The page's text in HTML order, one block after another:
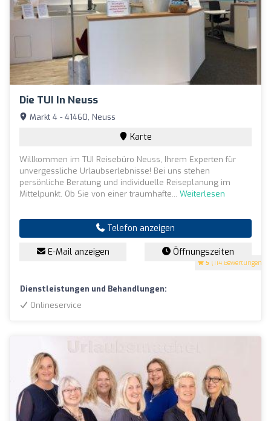
Die TUI In Neuss
5 (114 Bewertungen)
Markt 4 - 41460, Neuss
Karte
Willkommen im TUI Reisebüro Neuss, Ihrem Experten für
unvergessliche Urlaubserlebnisse! Bei uns stehen
persönliche Beratung und individuelle Reiseplanung im
Mittelpunkt. Ob Sie von einer traumhafte... Weiterlesen
Telefon anzeigen
E-Mail anzeigen Öffnungszeiten
Dienstleistungen und Behandlungen:
Onlineservice